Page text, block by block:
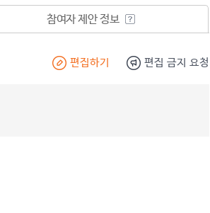
참여자 제안 정보
편집하기 편집 금지 요청